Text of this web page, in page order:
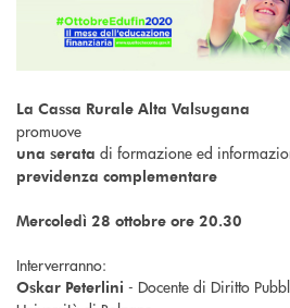
La Cassa Rurale Alta Valsugana
promuove
una serata di formazione ed
previdenza complementare
Mercoledì 28 ottobre ore 20.30
Interverranno:
Oskar Peterlini - Docente di Diritto